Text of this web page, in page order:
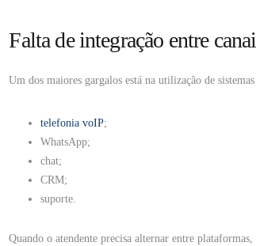
Falta de integração entre
Um dos maiores gargalos está na utilização de sistemas
telefonia voIP;
WhatsApp;
chat;
CRM;
suporte.
Quando o atendente precisa alternar entre